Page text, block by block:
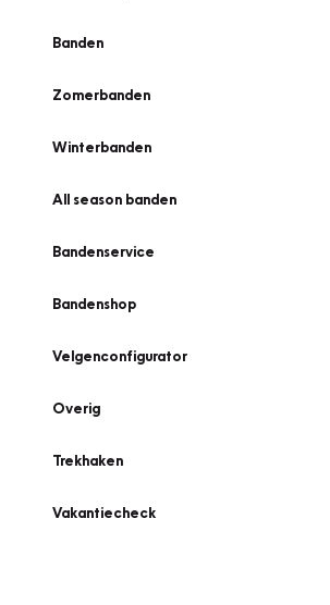
Banden
Zomerbanden
Winterbanden
All season banden
Bandenservice
Bandenshop
Velgenconfigurator
Overig
Trekhaken
Vakantiecheck